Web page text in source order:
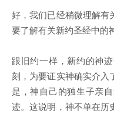
好，我们已经稍微理解有
要了解有关新约圣经中的
跟旧约一样，新约的神
刻，为要证实神确实介入
是，神自己的独生子亲
迹。这说明，神不单在历